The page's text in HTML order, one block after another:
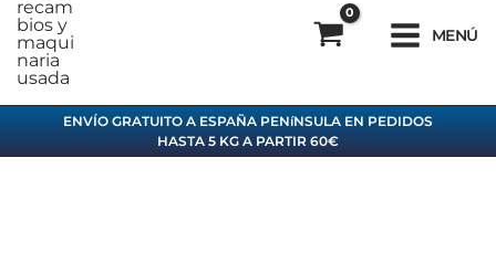
MENÚ
ENVÍO GRATUITO A ESPAÑA PENíNSULA EN PEDIDOS
HASTA 5 KG A PARTIR 60€